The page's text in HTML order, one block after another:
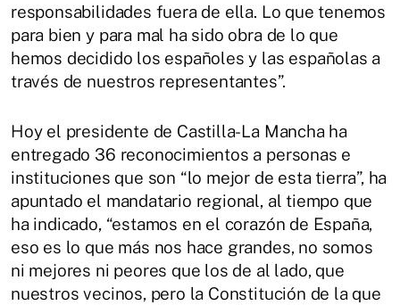
responsabilidades fuera de ella. Lo que tenemos
para bien y para mal ha sido obra de lo que
hemos decidido los españoles y las españolas a
través de nuestros representantes”.
Hoy el presidente de Castilla-La Mancha ha
entregado 36 reconocimientos a personas e
instituciones que son “lo mejor de esta tierra”, ha
apuntado el mandatario regional, al tiempo que
ha indicado, “estamos en el corazón de España,
eso es lo que más nos hace grandes, no somos
ni mejores ni peores que los de al lado, que
nuestros vecinos, pero la Constitución de la que